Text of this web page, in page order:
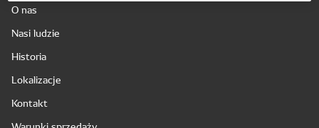
O nas
Nasi ludzie
Historia
Lokalizacje
Kontakt